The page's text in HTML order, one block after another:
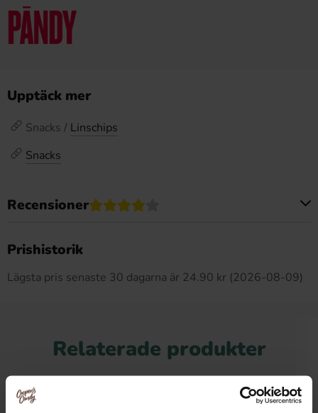
Upptäck mer
Snacks / Linschips
Snacks
Recensioner
Prishistorik
Lägsta pris senaste 30 dagarna är 24.90 kr (2026-08-09)
Relaterade produkter